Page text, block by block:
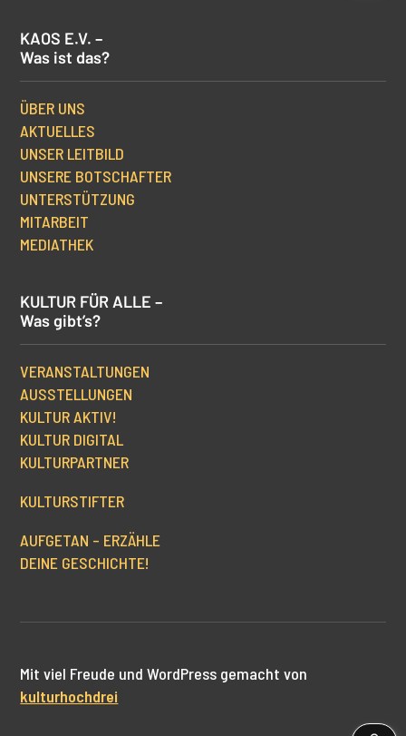
KAOS E.V. –
Was ist das?
ÜBER UNS
AKTUELLES
UNSER LEITBILD
UNSERE BOTSCHAFTER
UNTERSTÜTZUNG
MITARBEIT
MEDIATHEK
KULTUR FÜR ALLE –
Was gibt’s?
VERANSTALTUNGEN
AUSSTELLUNGEN
KULTUR AKTIV!
KULTUR DIGITAL
KULTURPARTNER
KULTURSTIFTER
AUFGETAN – ERZÄHLE
DEINE GESCHICHTE!
Mit viel Freude und WordPress gemacht von
kulturhochdrei